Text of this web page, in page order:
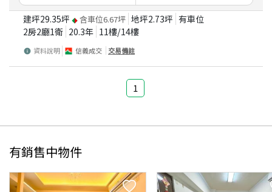
建坪29.35坪 含車位6.67坪 地坪2.73坪 有車位
2房2廳1衛 20.3年 11樓/14樓
資料說明 信義成交 交易備註
1
有銷售中物件